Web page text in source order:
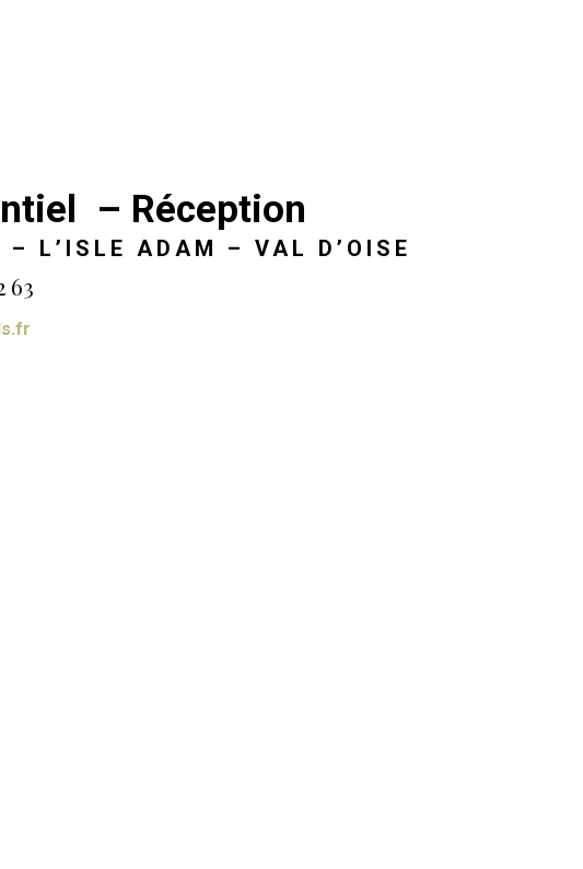
– Réception
L’ISLE ADAM – VAL D’OISE
63